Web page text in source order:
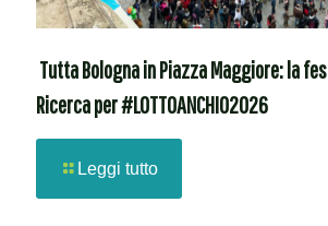
Tutta Bologna in Piazza Maggiore: la
Ricerca per #LOTTOANCHIO2026
Leggi tutto